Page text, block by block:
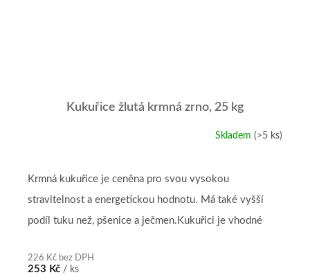
Kukuřice žlutá krmná zrno, 25 kg
je
z
5
Skladem(>5 ks)
226 Kč bez DPH
253 Kč / ks
Krmná kukuřice je ceněna pro svou vysokou
stravitelnost a energetickou hodnotu. Má také vyšší
podíl tuku než, pšenice a ječmen.Kukuřici je vhodné